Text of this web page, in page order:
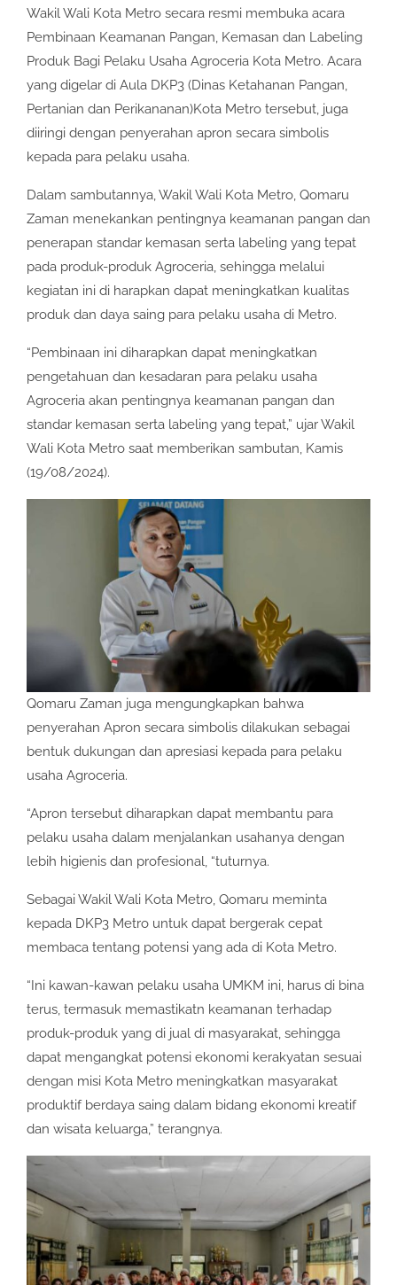
Wakil Wali Kota Metro secara resmi membuka acara
Pembinaan Keamanan Pangan, Kemasan dan Labeling
Produk Bagi Pelaku Usaha Agroceria Kota Metro. Acara
yang digelar di Aula DKP3 (Dinas Ketahanan Pangan,
Pertanian dan Perikananan)Kota Metro tersebut, juga
diiringi dengan penyerahan apron secara simbolis
kepada para pelaku usaha.
Dalam sambutannya, Wakil Wali Kota Metro, Qomaru
Zaman menekankan pentingnya keamanan pangan dan
penerapan standar kemasan serta labeling yang tepat
pada produk-produk Agroceria, sehingga melalui
kegiatan ini di harapkan dapat meningkatkan kualitas
produk dan daya saing para pelaku usaha di Metro.
“Pembinaan ini diharapkan dapat meningkatkan
pengetahuan dan kesadaran para pelaku usaha
Agroceria akan pentingnya keamanan pangan dan
standar kemasan serta labeling yang tepat,” ujar Wakil
Wali Kota Metro saat memberikan sambutan, Kamis
(19/08/2024).
Qomaru Zaman juga mengungkapkan bahwa
penyerahan Apron secara simbolis dilakukan sebagai
bentuk dukungan dan apresiasi kepada para pelaku
usaha Agroceria.
“Apron tersebut diharapkan dapat membantu para
pelaku usaha dalam menjalankan usahanya dengan
lebih higienis dan profesional, “tuturnya.
Sebagai Wakil Wali Kota Metro, Qomaru meminta
kepada DKP3 Metro untuk dapat bergerak cepat
membaca tentang potensi yang ada di Kota Metro.
“Ini kawan-kawan pelaku usaha UMKM ini, harus di bina
terus, termasuk memastikatn keamanan terhadap
produk-produk yang di jual di masyarakat, sehingga
dapat mengangkat potensi ekonomi kerakyatan sesuai
dengan misi Kota Metro meningkatkan masyarakat
produktif berdaya saing dalam bidang ekonomi kreatif
dan wisata keluarga,” terangnya.